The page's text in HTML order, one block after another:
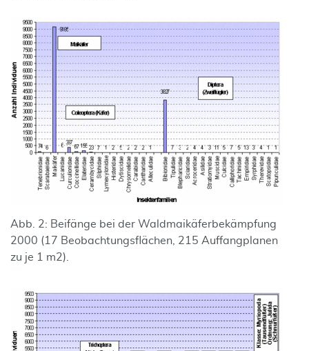
Abb. 2: Beifänge bei der Waldmaikäferbekämpfung
2000 (17 Beobachtungs­flächen, 215 Auffangplanen
zu je 1 m2).